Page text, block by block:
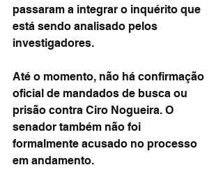
passaram a integrar o inquérito que
está sendo analisado pelos
investigadores.
Até o momento, não há confirmação
oficial de mandados de busca ou
prisão contra Ciro Nogueira. O
senador também não foi
formalmente acusado no processo
em andamento.